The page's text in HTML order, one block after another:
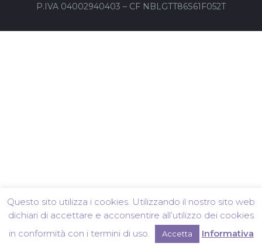
P.IVA 04002940403 – CF NBLGTT86S61F052T
Questo sito utilizza i cookies. Utilizzando il nostro sito web
dichiari di accettare e acconsentire all’utilizzo dei cookies
in conformità con i termini di uso.
Accetta Informativa